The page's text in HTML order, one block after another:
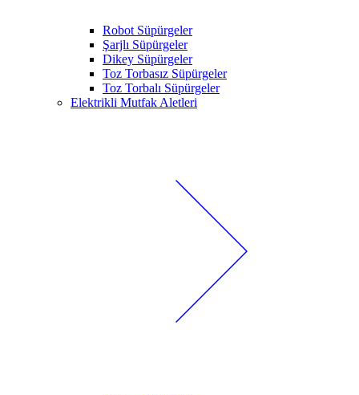
Robot Süpürgeler
Şarjlı Süpürgeler
Dikey Süpürgeler
Toz Torbasız Süpürgeler
Toz Torbalı Süpürgeler
Elektrikli Mutfak Aletleri